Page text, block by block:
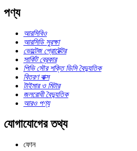
পণ্য
আরসিবিও
আরসিডি সুরক্ষা
ভোল্টেজ প্রোটেক্টর
সার্কিট ব্রেকার
পিভি সৌর শক্তি ডিসি বৈদ্যুতিক
বিতরণ বাক্স
টাইমার ও মিটার
জলরোধী বৈদ্যুতিক
আরও পণ্য
যোগাযোগের তথ্য
ফোন